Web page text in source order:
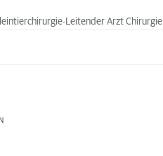
Leitender Arzt Chirurgie